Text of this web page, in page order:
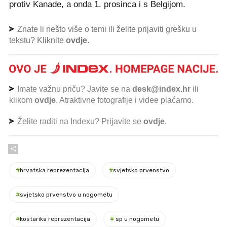
protiv Kanade, a onda 1. prosinca i s Belgijom.
Znate li nešto više o temi ili želite prijaviti grešku u
tekstu? Kliknite ovdje.
Imate važnu priču? Javite se na desk@index.hr ili
klikom ovdje. Atraktivne fotografije i videe plaćamo.
Želite raditi na Indexu? Prijavite se ovdje.
#hrvatska reprezentacija #svjetsko prvenstvo
#svjetsko prvenstvo u nogometu
#kostarika reprezentacija # sp u nogometu